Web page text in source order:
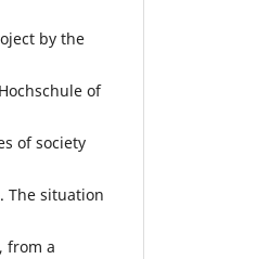
by the
of
of society
The situation
from a